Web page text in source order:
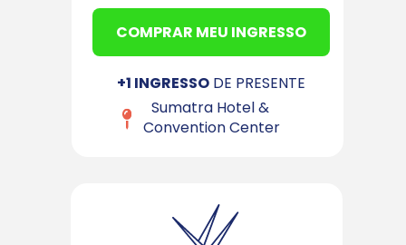
COMPRAR MEU INGRESSO
+1 INGRESSO DE PRESENTE
Sumatra Hotel &
Convention Center